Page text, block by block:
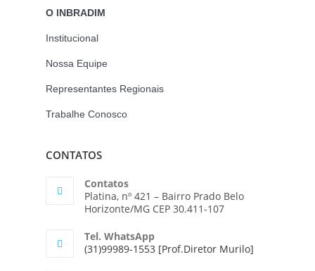
O INBRADIM
Institucional
Nossa Equipe
Representantes Regionais
Trabalhe Conosco
CONTATOS
Contatos
Platina, nº 421 – Bairro Prado Belo
Horizonte/MG CEP 30.411-107
Tel. WhatsApp
(31)99989-1553 [Prof.Diretor Murilo]